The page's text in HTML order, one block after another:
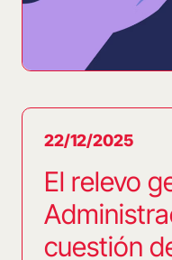
22/12/2025
El relevo
cuestión